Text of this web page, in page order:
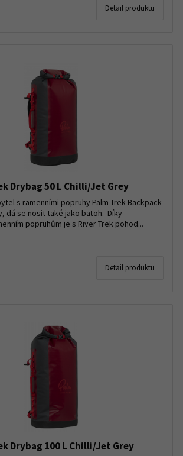
Detail produktu
Drybag 50 L Chilli/Jet Grey
s ramenními popruhy Palm Trek Backpack
dá se nosit také jako batoh. Díky
popruhům je s River Trek pohod...
Detail produktu
Drybag 100 L Chilli/Jet Grey